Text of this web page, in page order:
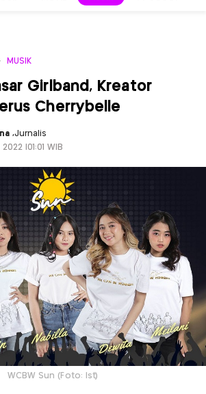
MUSIK
Girlband, Kreator
Cherrybelle
,Jurnalis
|01:01 WIB
WCBW Sun (Foto: Ist)